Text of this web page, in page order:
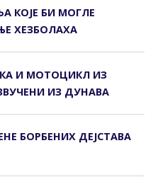
КОЈЕ БИ МОГЛЕ
ХЕЗБОЛАХА
И МОТОЦИКЛ ИЗ
ИЗ ДУНАВА
БОРБЕНИХ ДЕЈСТАВА